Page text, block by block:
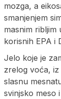
mozga, a
smanjenjem
masnim ribljim
korisnih EPA i
Jelo koje je
zrelog voća,
slasnu
svinjsko meso